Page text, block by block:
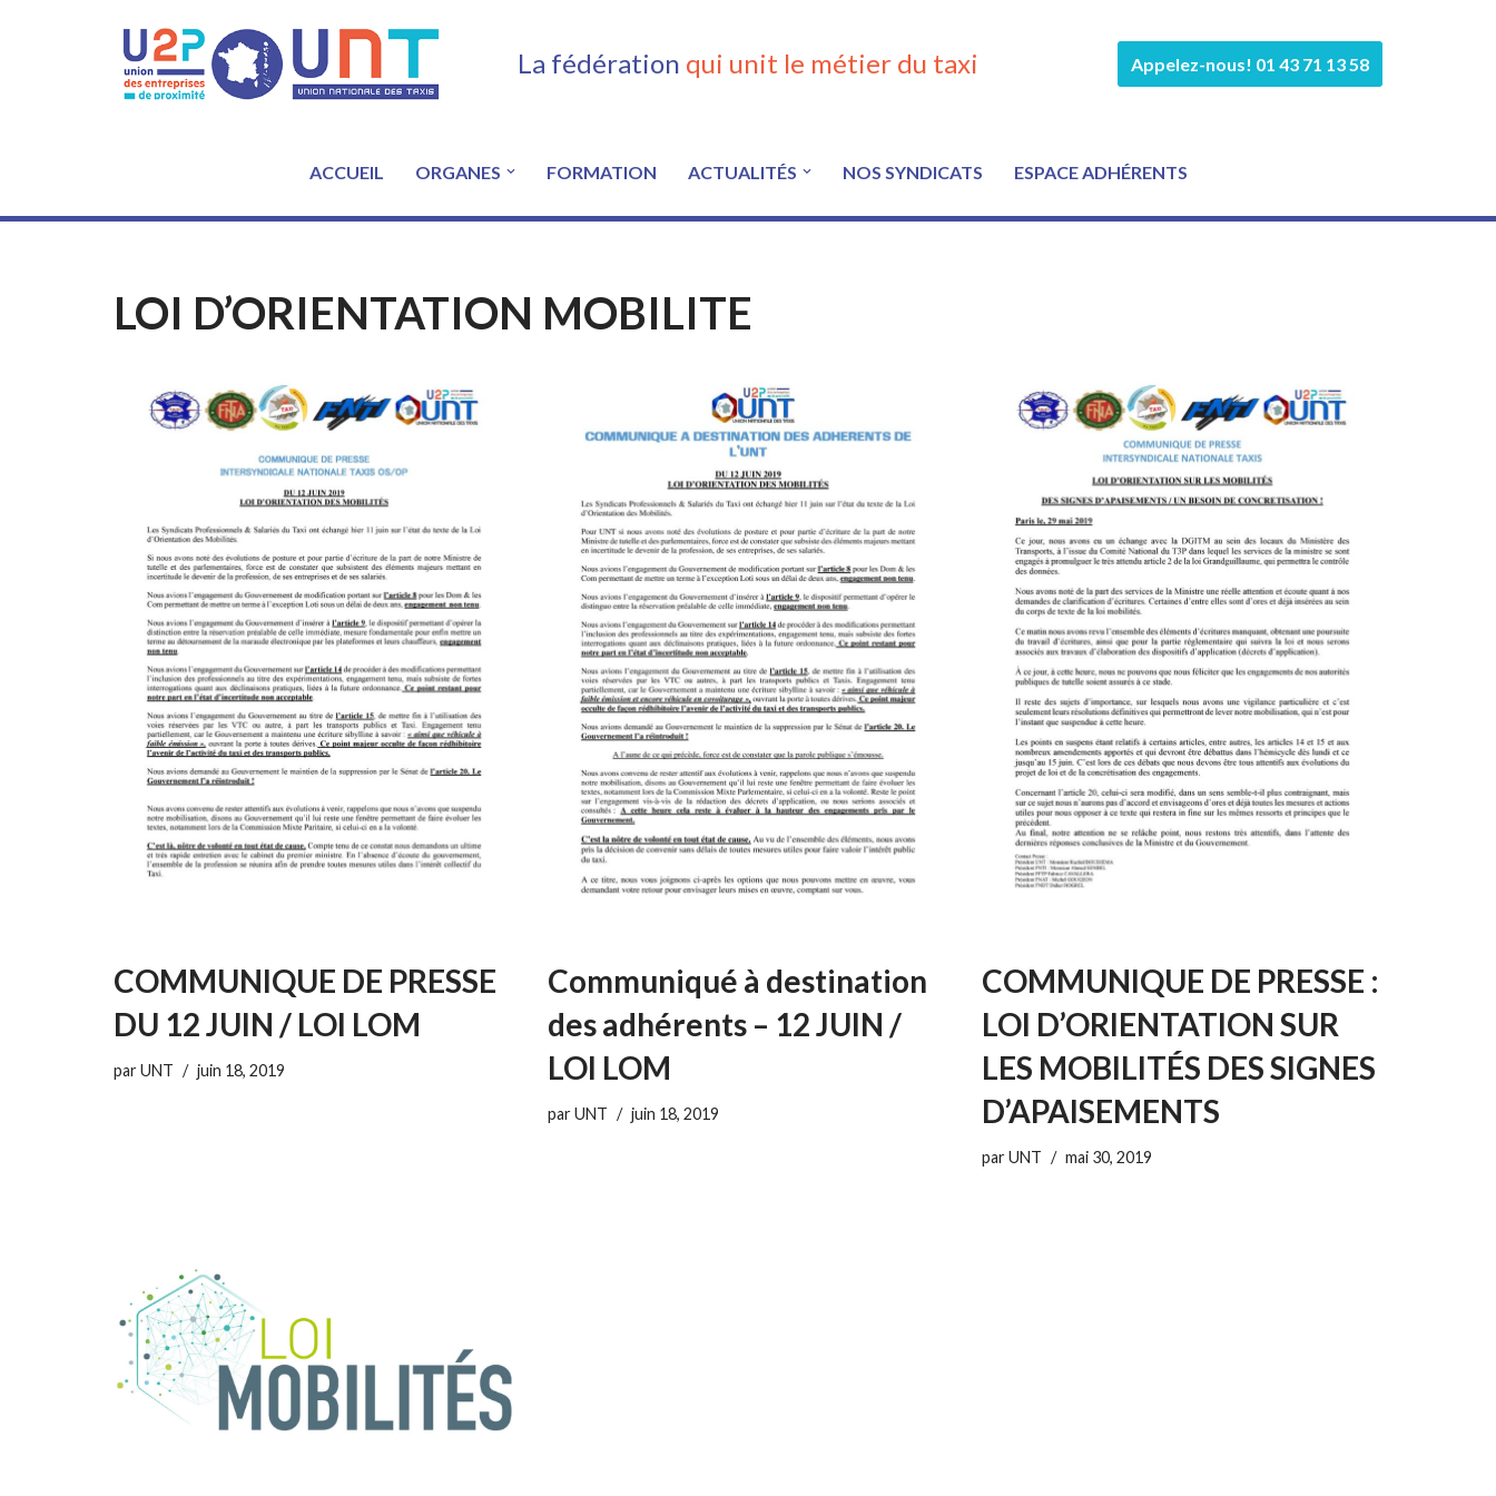
La fédération qui unit le métier du taxi Appelez-nous! 01 43 71 13 58
ACCUEIL ORGANES FORMATION ACTUALITÉS NOS SYNDICATS ESPACE ADHÉRENTS
LOI D’ORIENTATION MOBILITE
COMMUNIQUE DE PRESSE
DU 12 JUIN / LOI LOM
parUNT juin 18, 2019
Communiqué à destination
des adhérents – 12 JUIN /
LOI LOM
parUNT juin 18, 2019
COMMUNIQUE DE PRESSE :
LOI D’ORIENTATION SUR
LES MOBILITÉS DES SIGNES
D’APAISEMENTS
parUNT mai 30, 2019